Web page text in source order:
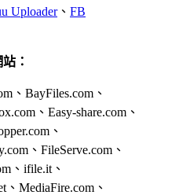
Uploader、 FB
：
、BayFiles.com、
、Easy-share.com、
、
、FileServe.com、
、ifile.it、
、MediaFire.com、